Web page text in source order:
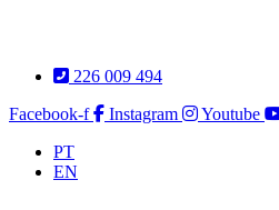
226 009 494
Facebook-f
Instagram Youtube
PT
EN